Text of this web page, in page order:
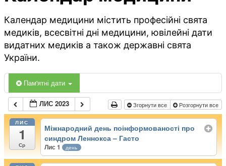
Календар медицини містить професійні свята
медиків, всесвітні дні медицини, ювілейні дати
видатних медиків а також державні свята
України.
Пам'ятні дати
ЛИС 2023 Згорнути все Розгорнути все
ЛИС
1
Ср
Міжнародний день поінформованості про
синдром Леннокса – Гасто
Лис 1 день